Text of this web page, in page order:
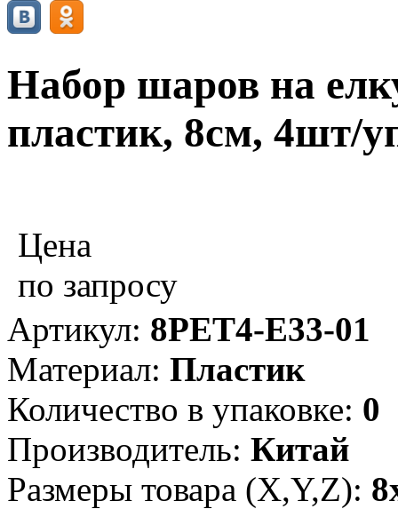
Набор шаров на
пластик, 8см, 4шт/
Цена
по запросу
Артикул: 8PET4-E33-01
Материал: Пластик
Количество в упаковке: 0
Производитель: Китай
Размеры товара (X,Y,Z):